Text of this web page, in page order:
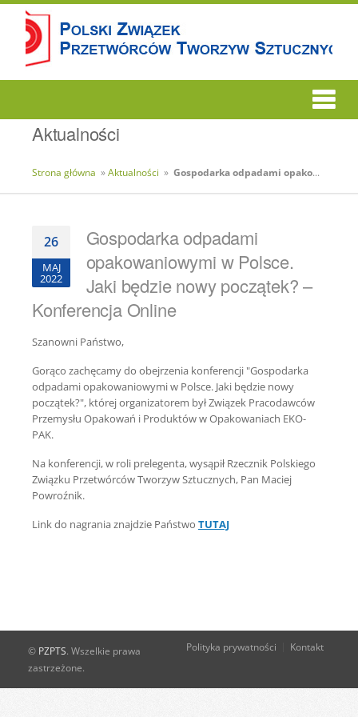
Aktualności
Strona główna »Aktualności » Gospodarka odpadami opakowaniowymi w Polsce. Jaki będzie nowy początek? – Konferencja Online
26
MAJ
2022
Gospodarka odpadami
opakowaniowymi w Polsce.
Jaki będzie nowy początek? –
Konferencja Online
Szanowni Państwo,
Gorąco zachęcamy do obejrzenia konferencji "Gospodarka
odpadami opakowaniowymi w Polsce. Jaki będzie nowy
początek?", której organizatorem był Związek Pracodawców
Przemysłu Opakowań i Produktów w Opakowaniach EKO-
PAK.
Na konferencji, w roli prelegenta, wysąpił Rzecznik Polskiego
Związku Przetwórców Tworzyw Sztucznych, Pan Maciej
Powroźnik.
Link do nagrania znajdzie Państwo TUTAJ
© PZPTS. Wszelkie prawa
zastrzeżone.
Polityka prywatności Kontakt